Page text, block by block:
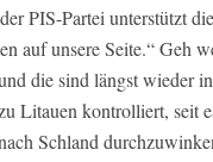
PIS-Partei unterstützt
auf unsere Seite.“ Geh
die sind längst wieder
Litauen kontrolliert, seit
Schland